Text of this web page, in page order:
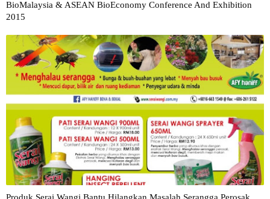
BioMalaysia & ASEAN BioEconomy Conference And Exhibition
2015